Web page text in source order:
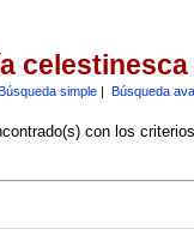
celestinesca
simple| Búsqueda
con los